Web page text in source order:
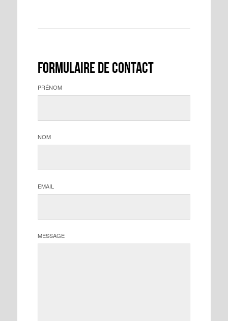
Formulaire de contact
PRÉNOM
NOM
EMAIL
MESSAGE